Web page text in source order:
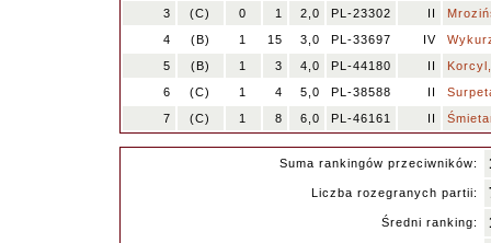
3
(C) 0 1 2,0 PL-23302 II
4
(B) 1 15 3,0 PL-33697 IV
5
(B) 1 3 4,0 PL-44180 II
6
(C) 1 4 5,0 PL-38588 II
7
(C) 1 8 6,0 PL-46161 II
Suma rankingów przeciwników:
Liczba rozegranych partii:
Średni ranking: